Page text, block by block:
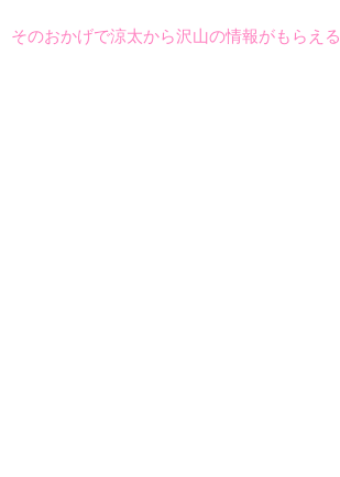
そのおかげで涼太から沢山の情報がもらえる